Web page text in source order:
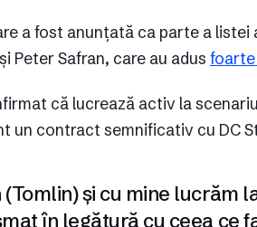
a fost anunțată ca parte a listei
Peter Safran, care au adus
că lucrează activ la
un contract semnificativ cu DC
și cu mine lucrăm
în legătură cu ceea ce